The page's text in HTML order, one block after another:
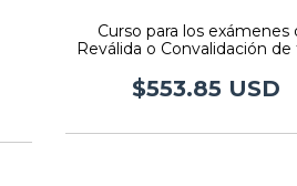
Curso para los exámenes
Reválida o Convalidación
$553.85 USD